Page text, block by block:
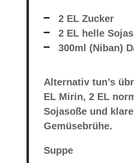
2 EL Zucker
2 EL helle
300ml (Niban)
Alternativ tun’s
EL Mirin, 2 EL
Sojasoße und klare
Gemüsebrühe.
Suppe